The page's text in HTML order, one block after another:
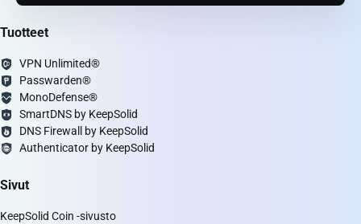
Tuotteet
VPN Unlimited®
Passwarden®
MonoDefense®
SmartDNS by KeepSolid
DNS Firewall by KeepSolid
Authenticator by KeepSolid
Sivut
KeepSolid Coin -sivusto